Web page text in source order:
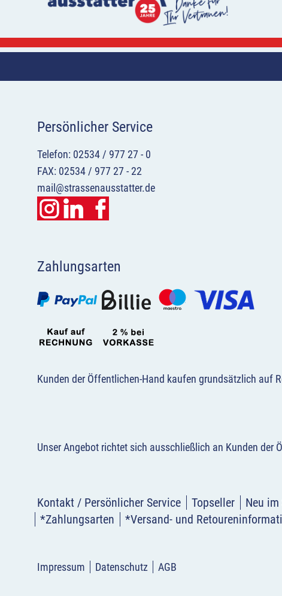
Persönlicher Service
Telefon: 02534 / 977 27 - 0
FAX: 02534 / 977 27 - 22
mail@strassenausstatter.de
Zahlungsarten
Kunden der Öffentlichen-Hand kaufen grundsätzlich auf
Unser Angebot richtet sich ausschließlich an Kunden der
Kontakt / Persönlicher Service Topseller Neu
*Zahlungsarten
*Versand- und
Impressum Datenschutz AGB